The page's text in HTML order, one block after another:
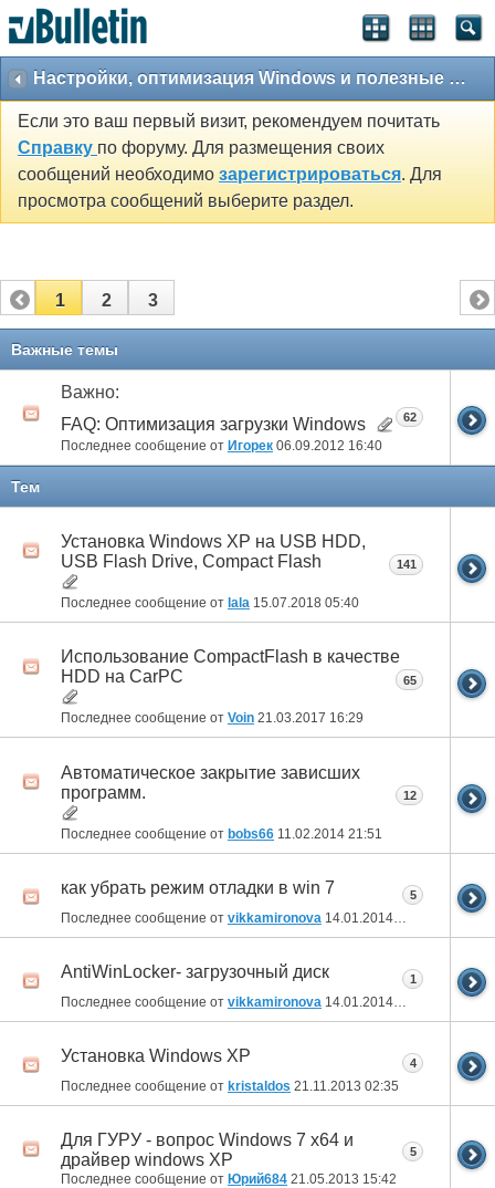
Настройки, оптимизация Windows и полезные утилиты
Если это ваш первый визит, рекомендуем почитать
Справку по форуму. Для размещения своих
сообщений необходимо зарегистрироваться. Для
просмотра сообщений выберите раздел.
1 2 3
Важные темы
Важно:
FAQ: Оптимизация загрузки Windows
Последнее сообщение от Игорек 06.09.2012 16:40
62
Тем
Установка Windows XP на USB HDD,
USB Flash Drive, Compact Flash
Последнее сообщение от lala 15.07.2018 05:40
141
Использование CompactFlash в качестве
HDD на CarPC
Последнее сообщение от Voin 21.03.2017 16:29
65
Автоматическое закрытие зависших
программ.
Последнее сообщение от bobs66 11.02.2014 21:51
12
как убрать режим отладки в win 7
Последнее сообщение от vikkamironova 14.01.2014
5
AntiWinLocker- загрузочный диск
Последнее сообщение от vikkamironova 14.01.2014
1
Установка Windows XP
Последнее сообщение от kristaldos 21.11.2013 02:35
4
Для ГУРУ - вопрос Windows 7 x64 и
драйвер windows XP
Последнее сообщение от Юрий684 21.05.2013 15:42
5